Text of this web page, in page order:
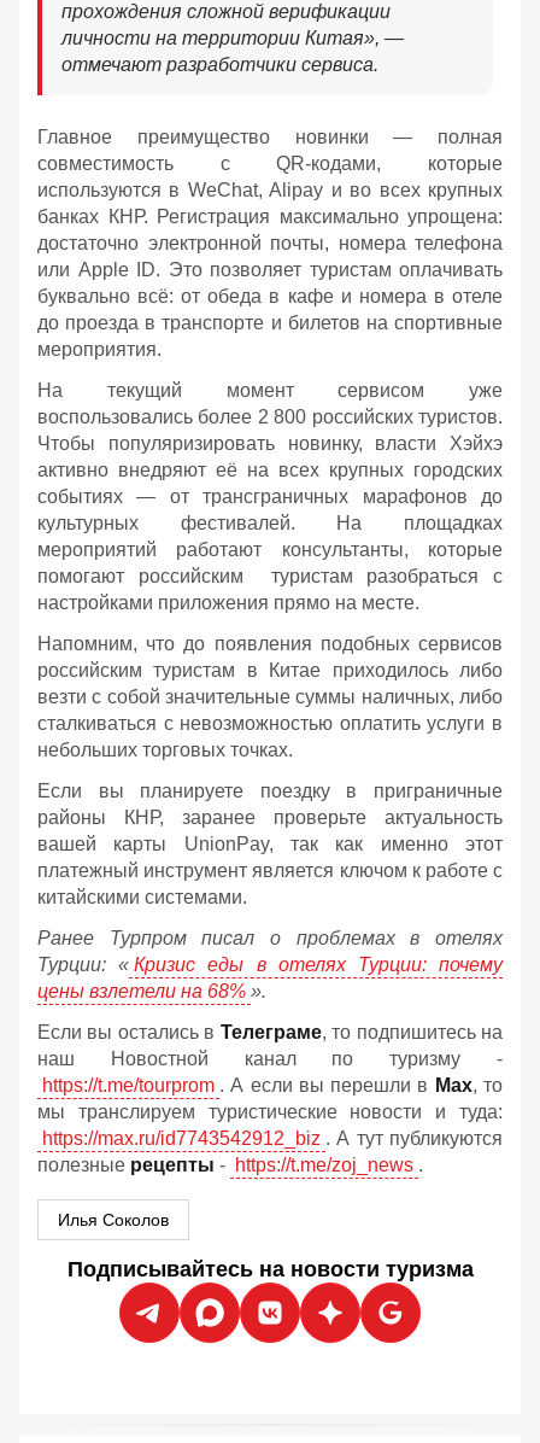
прохождения сложной верификации
личности на территории Китая», —
отмечают разработчики сервиса.
Главное преимущество новинки — полная
совместимость с QR-кодами, которые
используются в WeChat, Alipay и во всех крупных
банках КНР. Регистрация максимально упрощена:
достаточно электронной почты, номера телефона
или Apple ID. Это позволяет туристам оплачивать
буквально всё: от обеда в кафе и номера в отеле
до проезда в транспорте и билетов на спортивные
мероприятия.
На текущий момент сервисом уже
воспользовались более 2 800 российских туристов.
Чтобы популяризировать новинку, власти Хэйхэ
активно внедряют её на всех крупных городских
событиях — от трансграничных марафонов до
культурных фестивалей. На площадках
мероприятий работают консультанты, которые
помогают российским туристам разобраться с
настройками приложения прямо на месте.
Напомним, что до появления подобных сервисов
российским туристам в Китае приходилось либо
везти с собой значительные суммы наличных, либо
сталкиваться с невозможностью оплатить услуги в
небольших торговых точках.
Если вы планируете поездку в приграничные
районы КНР, заранее проверьте актуальность
вашей карты UnionPay, так как именно этот
платежный инструмент является ключом к работе с
китайскими системами.
Ранее Турпром писал о проблемах в отелях
Турции: « Кризис еды в отелях Турции: почему
цены взлетели на 68% ».
Если вы остались в Телеграме, то подпишитесь на
наш Новостной канал по туризму -
https://t.me/tourprom . А если вы перешли в Мах, то
мы транслируем туристические новости и туда:
https://max.ru/id7743542912_biz . А тут публикуются
полезные рецепты - https://t.me/zoj_news .
Илья Соколов
Подписывайтесь на новости туризма